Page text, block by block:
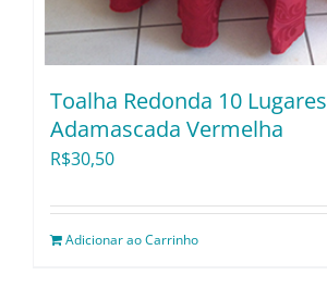
Toalha Redonda 10 Lugares
Adamascada Vermelha
R$30,50
Adicionar ao Carrinho